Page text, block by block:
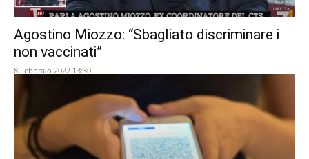
Agostino Miozzo: “Sbagliato discriminare i
non vaccinati”
8 Febbraio 2022 13:30